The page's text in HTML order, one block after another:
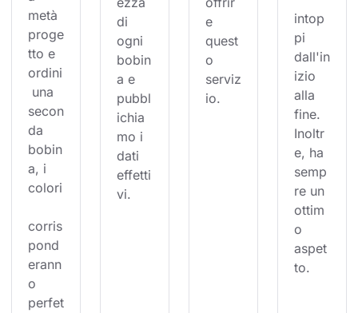
metà
proge
tto e
ordini
una
secon
da
bobin
a, i
colori
corris
pond
erann
o
perfet
di
ogni
bobin
a e
pubbl
ichia
mo i
dati
effetti
vi.
e
quest
o
serviz
io.
intop
pi
dall'in
izio
alla
fine.
Inoltr
e, ha
semp
re un
ottim
o
aspet
to.